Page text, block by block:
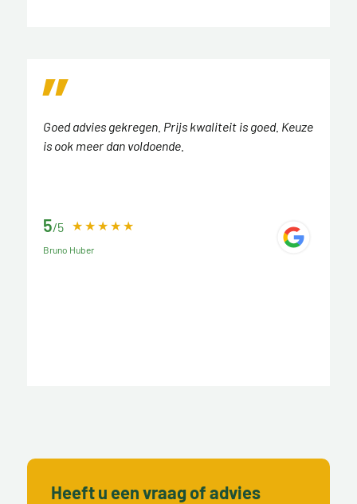
Goed advies gekregen. Prijs kwaliteit is goed. Keuze
is ook meer dan voldoende.
5/5
Bruno Huber
Heeft u een vraag of advies